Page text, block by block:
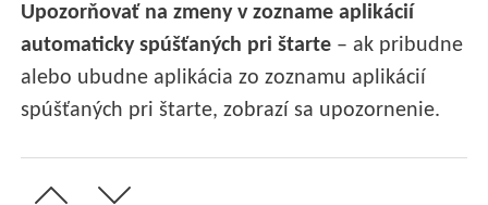
Upozorňovať na zmeny v zozname aplikácií
automaticky spúšťaných pri štarte – ak pribudne
alebo ubudne aplikácia zo zoznamu aplikácií
spúšťaných pri štarte, zobrazí sa upozornenie.